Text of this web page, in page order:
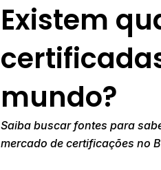
Existem
mundo?
Saiba buscar fontes para
mercado de certificações no